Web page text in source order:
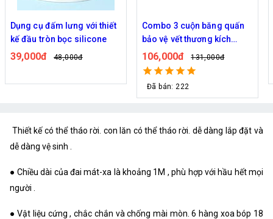
Dụng cụ đấm lưng với thiết
kế đầu tròn bọc silicone
39,000đ 48,000đ
Combo 3 cuộn băng quấn
bảo vệ vết thương kích
thước khác nhau
106,000đ 131,000đ
Đã bán: 222
Thiết kế có thể tháo rời. con lăn có thể tháo rời. dễ dàng lắp đặt và
dễ dàng vệ sinh .
● Chiều dài của đai mát-xa là khoảng 1M , phù hợp với hầu hết mọi
người .
● Vật liệu cứng , chắc chắn và chống mài mòn. 6 hàng xoa bóp 18